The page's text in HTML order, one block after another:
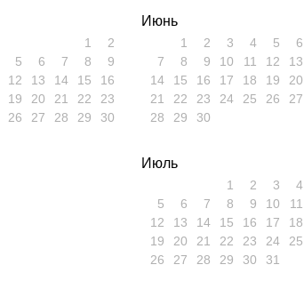
1
2
5 6 7 8
9
12 13 14 15
16
19 20 21 22
23
26 27 28 29
30
Июнь
1 2 3 4 5
6
7
8 9 10 11 12
13
14
15 16 17 18 19
20
21
22 23 24 25 26
27
28
29 30
Июль
1 2 3
4
5
6 7 8 9 10
11
12
13 14 15 16 17
18
19
20 21 22 23 24
25
26
27 28 29 30 31